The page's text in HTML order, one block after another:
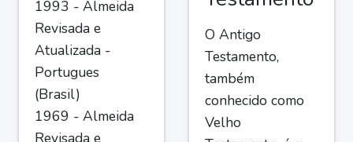
1993 - Almeida
Revisada e
Atualizada -
Portugues
(Brasil)
1969 - Almeida
Revisada e
O Antigo
Testamento,
também
conhecido como
Velho